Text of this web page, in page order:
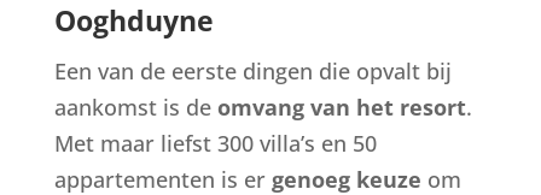
Ooghduyne
Een van de eerste dingen die opvalt bij
aankomst is de omvang van het resort.
Met maar liefst 300 villa’s en 50
appartementen is er genoeg keuze om